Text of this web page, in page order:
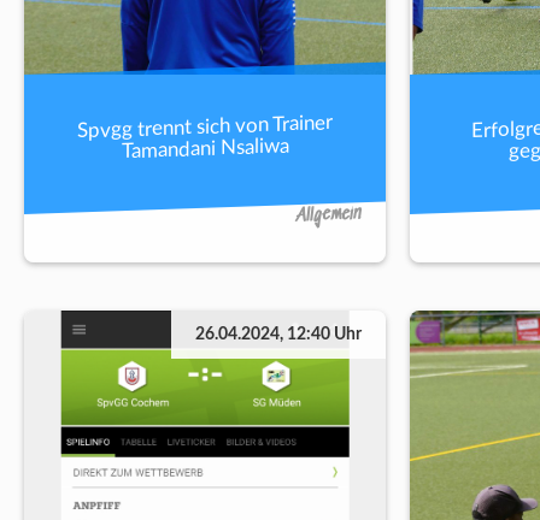
Spvgg trennt sich von Trainer
Tamandani Nsaliwa
Allgemein
26.04.2024, 12:40 Uhr